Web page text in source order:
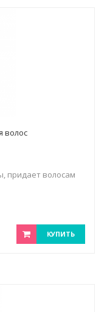
волос
придает волосам
КУПИТЬ